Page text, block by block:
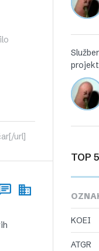
url]
KOEI
ATGR